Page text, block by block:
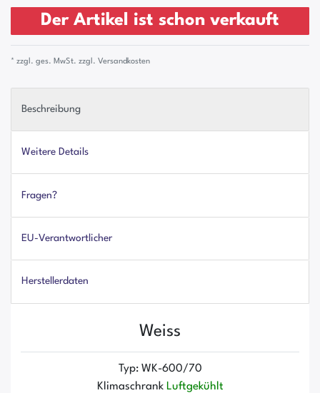
Der Artikel ist schon verkauft
* zzgl. ges. MwSt. zzgl. Versandkosten
Beschreibung
Weitere Details
Fragen?
EU-Verantwortlicher
Herstellerdaten
Weiss
Typ: WK-600/70
Klimaschrank Luftgekühlt